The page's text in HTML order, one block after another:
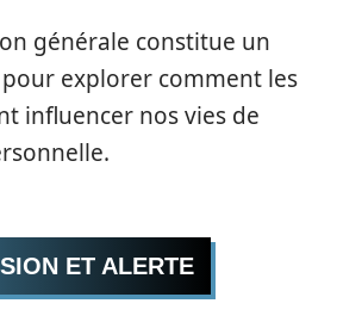
générale constitue un
explorer comment les
influencer nos vies de
ET ALERTE